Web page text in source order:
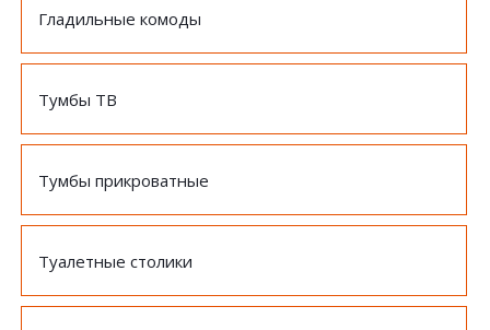
Гладильные комоды
Тумбы ТВ
Тумбы прикроватные
Туалетные столики